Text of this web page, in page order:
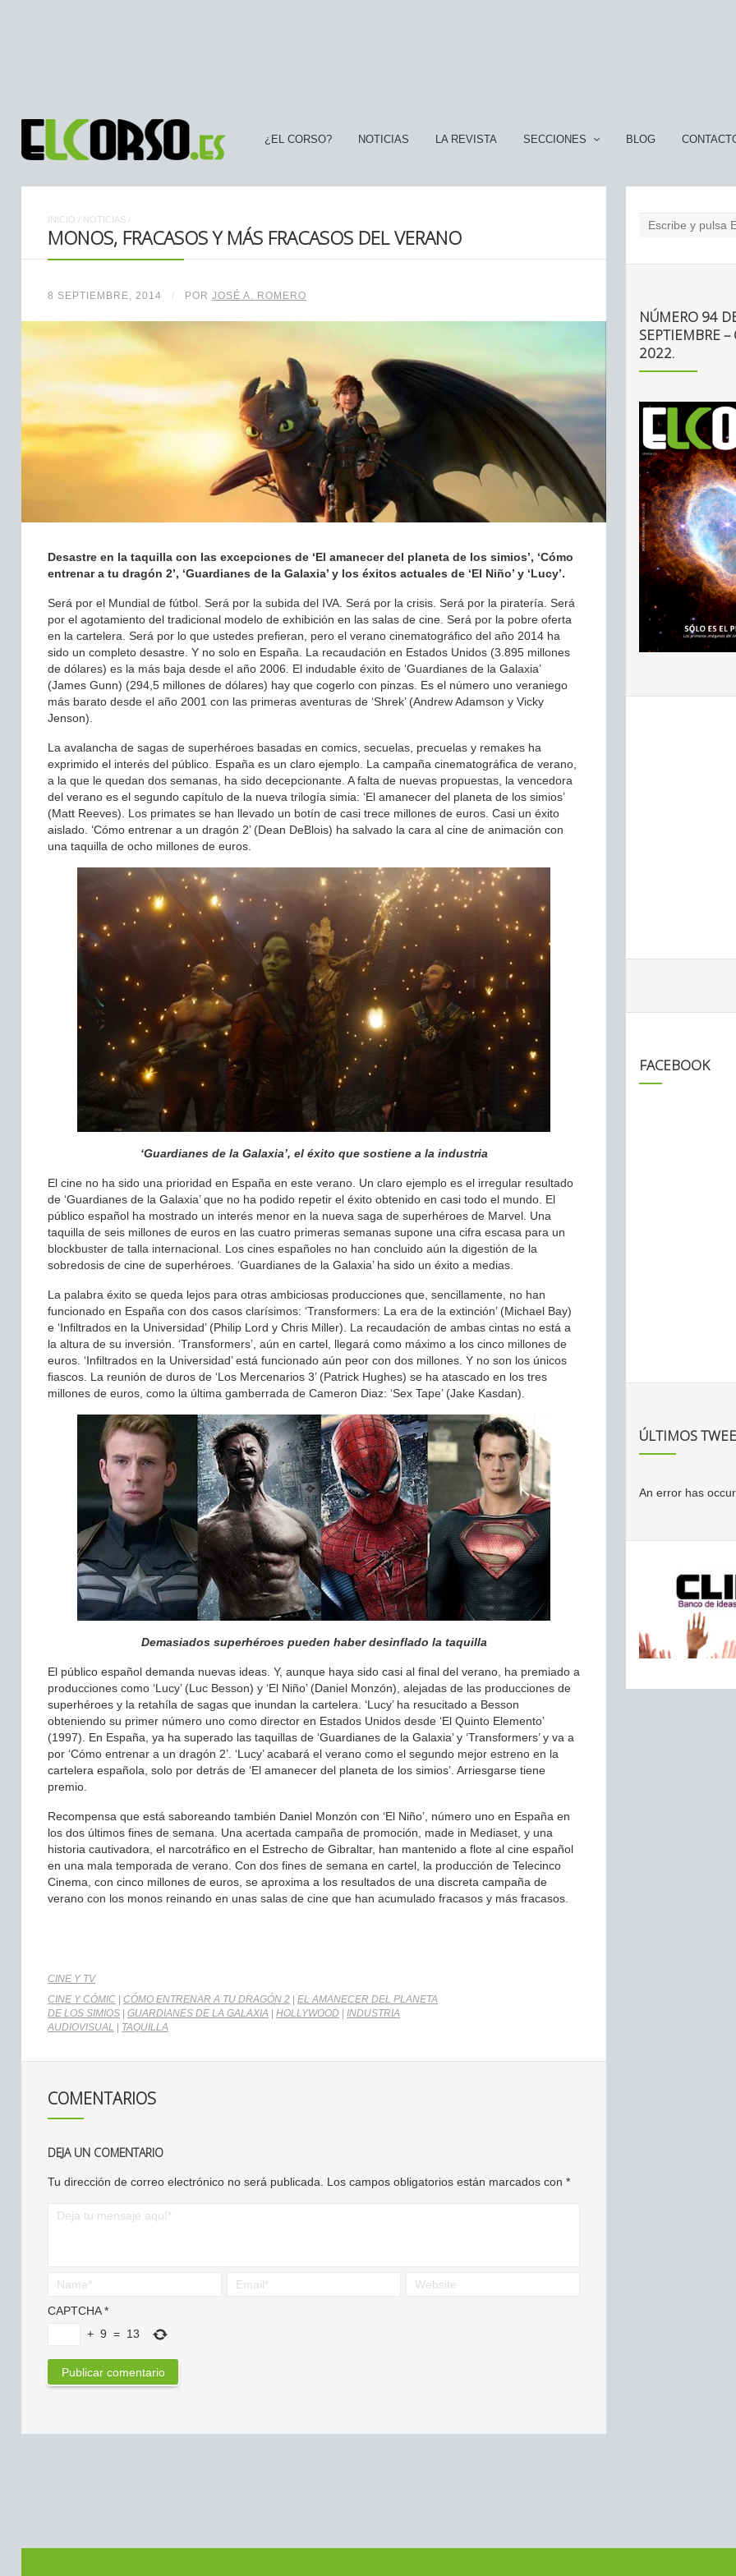
¿EL CORSO? NOTICIAS LA REVISTA SECCIONES BLOG
INICIO / NOTICIAS /
MONOS, FRACASOS Y MÁS FRACASOS DEL VERANO
8 SEPTIEMBRE, 2014 / POR JOSÉ A. ROMERO
Desastre en la taquilla con las excepciones de ‘El amanecer del planeta de los simios’, ‘Cómo
entrenar a tu dragón 2’, ‘Guardianes de la Galaxia’ y los éxitos actuales de ‘El Niño’ y ‘Lucy’.
Será por el Mundial de fútbol. Será por la subida del IVA. Será por la crisis. Será por la piratería. Será
por el agotamiento del tradicional modelo de exhibición en las salas de cine. Será por la pobre oferta
en la cartelera. Será por lo que ustedes prefieran, pero el verano cinematográfico del año 2014 ha
sido un completo desastre. Y no solo en España. La recaudación en Estados Unidos (3.895 millones
de dólares) es la más baja desde el año 2006. El indudable éxito de ‘Guardianes de la Galaxia’
(James Gunn) (294,5 millones de dólares) hay que cogerlo con pinzas. Es el número uno veraniego
más barato desde el año 2001 con las primeras aventuras de ‘Shrek’ (Andrew Adamson y Vicky
Jenson).
La avalancha de sagas de superhéroes basadas en comics, secuelas, precuelas y remakes ha
exprimido el interés del público. España es un claro ejemplo. La campaña cinematográfica de verano,
a la que le quedan dos semanas, ha sido decepcionante. A falta de nuevas propuestas, la vencedora
del verano es el segundo capítulo de la nueva trilogía simia: ‘El amanecer del planeta de los simios’
(Matt Reeves). Los primates se han llevado un botín de casi trece millones de euros. Casi un éxito
aislado. ‘Cómo entrenar a un dragón 2’ (Dean DeBlois) ha salvado la cara al cine de animación con
una taquilla de ocho millones de euros.
‘Guardianes de la Galaxia’, el éxito que sostiene a la industria
El cine no ha sido una prioridad en España en este verano. Un claro ejemplo es el irregular resultado
de ‘Guardianes de la Galaxia’ que no ha podido repetir el éxito obtenido en casi todo el mundo. El
público español ha mostrado un interés menor en la nueva saga de superhéroes de Marvel. Una
taquilla de seis millones de euros en las cuatro primeras semanas supone una cifra escasa para un
blockbuster de talla internacional. Los cines españoles no han concluido aún la digestión de la
sobredosis de cine de superhéroes. ‘Guardianes de la Galaxia’ ha sido un éxito a medias.
La palabra éxito se queda lejos para otras ambiciosas producciones que, sencillamente, no han
funcionado en España con dos casos clarísimos: ‘Transformers: La era de la extinción’ (Michael Bay)
e ‘Infiltrados en la Universidad’ (Philip Lord y Chris Miller). La recaudación de ambas cintas no está a
la altura de su inversión. ‘Transformers’, aún en cartel, llegará como máximo a los cinco millones de
euros. ‘Infiltrados en la Universidad’ está funcionado aún peor con dos millones. Y no son los únicos
fiascos. La reunión de duros de ‘Los Mercenarios 3’ (Patrick Hughes) se ha atascado en los tres
millones de euros, como la última gamberrada de Cameron Diaz: ‘Sex Tape’ (Jake Kasdan).
Demasiados superhéroes pueden haber desinflado la taquilla
El público español demanda nuevas ideas. Y, aunque haya sido casi al final del verano, ha premiado a
producciones como ‘Lucy’ (Luc Besson) y ‘El Niño’ (Daniel Monzón), alejadas de las producciones de
superhéroes y la retahíla de sagas que inundan la cartelera. ‘Lucy’ ha resucitado a Besson
obteniendo su primer número uno como director en Estados Unidos desde ‘El Quinto Elemento’
(1997). En España, ya ha superado las taquillas de ‘Guardianes de la Galaxia’ y ‘Transformers’ y va a
por ‘Cómo entrenar a un dragón 2’. ‘Lucy’ acabará el verano como el segundo mejor estreno en la
cartelera española, solo por detrás de ‘El amanecer del planeta de los simios’. Arriesgarse tiene
premio.
Recompensa que está saboreando también Daniel Monzón con ‘El Niño’, número uno en España en
los dos últimos fines de semana. Una acertada campaña de promoción, made in Mediaset, y una
historia cautivadora, el narcotráfico en el Estrecho de Gibraltar, han mantenido a flote al cine español
en una mala temporada de verano. Con dos fines de semana en cartel, la producción de Telecinco
Cinema, con cinco millones de euros, se aproxima a los resultados de una discreta campaña de
verano con los monos reinando en unas salas de cine que han acumulado fracasos y más fracasos.
CINE Y TV
CINE Y CÓMIC
CÓMO ENTRENAR A TU DRAGÓN 2
EL AMANECER DEL PLANETA
DE LOS SIMIOS
GUARDIANES DE LA GALAXIA HOLLYWOOD
INDUSTRIA
AUDIOVISUAL
TAQUILLA
COMENTARIOS
DEJA UN COMENTARIO
Tu dirección de correo electrónico no será publicada. Los campos obligatorios están marcados con *
CAPTCHA*
+ 9 = 13
NÚMERO 94
SEPTIEMBRE –
2022.
FACEBOOK
ÚLTIMOS
An error has